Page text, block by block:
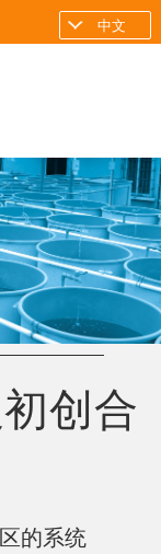
中文
创合
的系统